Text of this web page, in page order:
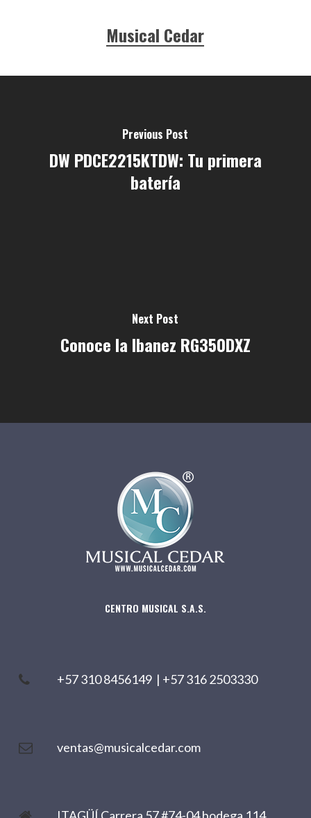
Musical Cedar
Previous Post
DW PDCE2215KTDW: Tu primera
batería
Next Post
Conoce la Ibanez RG350DXZ
CENTRO MUSICAL S.A.S.
+57 310 8456149 | +57 316 2503330
ventas@musicalcedar.com